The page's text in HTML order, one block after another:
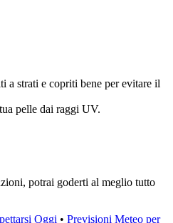
a strati e copriti bene per evitare il
pelle dai raggi UV.
potrai goderti al meglio tutto
Oggi • Previsioni Meteo per